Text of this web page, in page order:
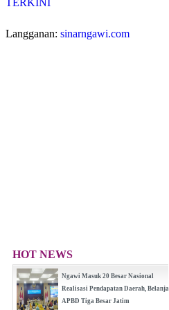
Langganan: sinarngawi.com
HOT NEWS
Ngawi Masuk 20 Besar Nasional
Realisasi Pendapatan Daerah, Belanja
APBD Tiga Besar Jatim